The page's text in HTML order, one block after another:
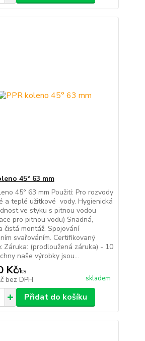
45° 63 mm
45° 63 mm Použití: Pro rozvody
a teplé užitkové vody. Hygienická
ve styku s pitnou vodou
pro pitnou vodu) Snadná,
čistá montáž. Spojování
svařováním. Certifikovaný
Záruka: (prodloužená záruka) - 10
naše výrobky jsou...
Kč/ks
bez DPH skladem
Přidat do košíku